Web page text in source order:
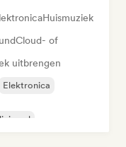
Huismuziek
of
uitbrengen
Elektronica